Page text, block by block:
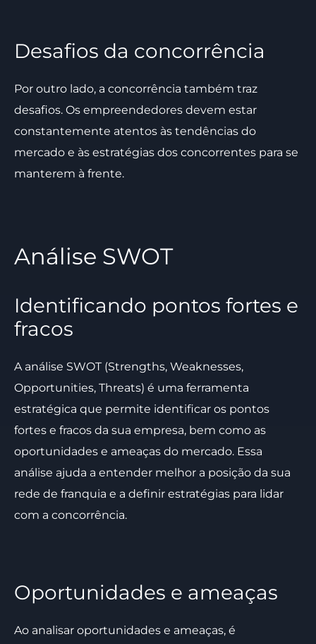
Desafios da concorrência
Por outro lado, a concorrência também traz
desafios. Os empreendedores devem estar
constantemente atentos às tendências do
mercado e às estratégias dos concorrentes para se
manterem à frente.
Análise SWOT
Identificando pontos fortes e
fracos
A análise SWOT (Strengths, Weaknesses,
Opportunities, Threats) é uma ferramenta
estratégica que permite identificar os pontos
fortes e fracos da sua empresa, bem como as
oportunidades e ameaças do mercado. Essa
análise ajuda a entender melhor a posição da sua
rede de franquia e a definir estratégias para lidar
com a concorrência.
Oportunidades e ameaças
Ao analisar oportunidades e ameaças, é